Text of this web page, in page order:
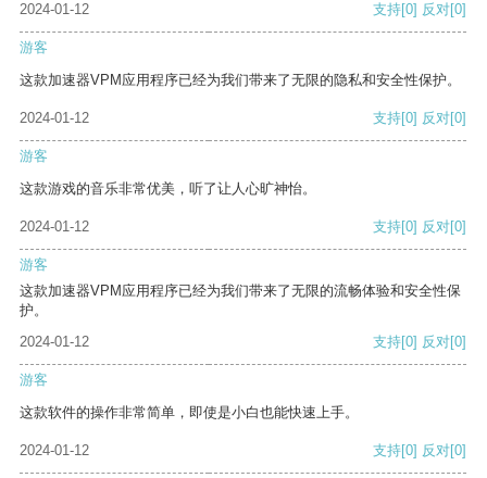
2024-01-12
支持[0] 反对[0]
游客
这款加速器VPM应用程序已经为我们带来了无限的隐私和安全性保护。
2024-01-12 支持[0] 反对[0]
游客
这款游戏的音乐非常优美，听了让人心旷神怡。
2024-01-12 支持[0] 反对[0]
游客
这款加速器VPM应用程序已经为我们带来了无限的流畅体验和安全性保
护。
2024-01-12
支持[0] 反对[0]
游客
这款软件的操作非常简单，即使是小白也能快速上手。
2024-01-12 支持[0] 反对[0]